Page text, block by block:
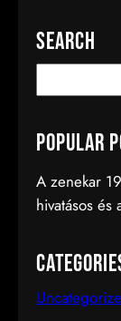
Search
e
r
h
Popular
A zenekar
hivatásos és
pártfogásba,
néven
kapcsolatot